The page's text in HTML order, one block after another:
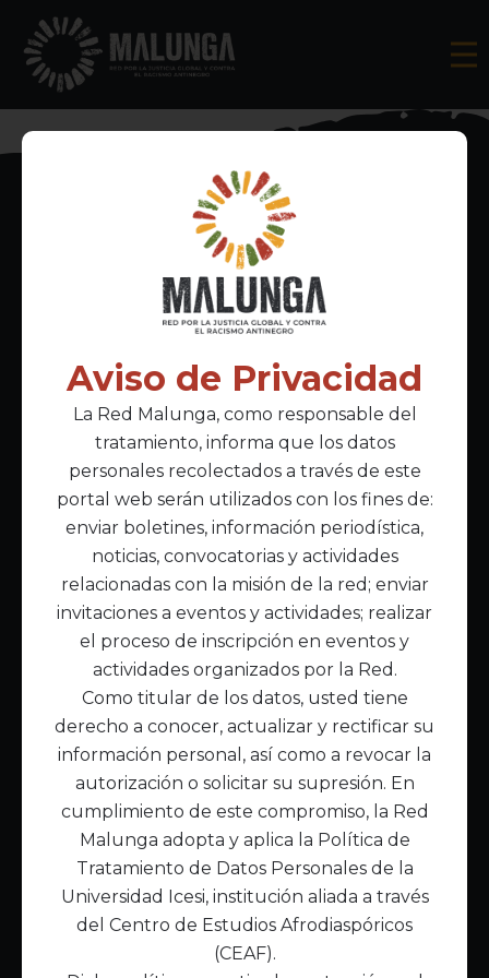
Inscríbete al boletín informativo
Acepto lapolítica de privacidad
Enlaces Principales
Inicio
Acerca de Malunga
Nuestra misión
Quiénes somos
Enlaces de interés
Publicaciones
Noticias
Contáctanos
Política de Tratamiento de Datos
Aviso de Privacidad
La Red Malunga, como responsable del
tratamiento, informa que los datos
personales recolectados a través de este
portal web serán utilizados con los fines de:
enviar boletines, información periodística,
noticias, convocatorias y actividades
relacionadas con la misión de la red; enviar
invitaciones a eventos y actividades; realizar
el proceso de inscripción en eventos y
actividades organizados por la Red.
Como titular de los datos, usted tiene
derecho a conocer, actualizar y rectificar su
información personal, así como a revocar la
autorización o solicitar su supresión. En
cumplimiento de este compromiso, la Red
Malunga adopta y aplica la Política de
Tratamiento de Datos Personales de la
Universidad Icesi, institución aliada a través
del Centro de Estudios Afrodiaspóricos
(CEAF).